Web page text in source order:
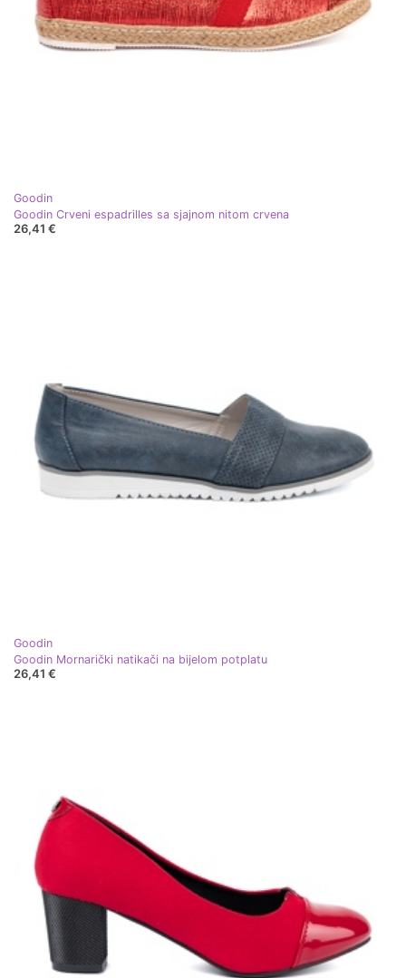
Goodin
Goodin Crveni espadrilles sa sjajnom nitom crvena
26,41 €
Goodin
Goodin Mornarički natikači na bijelom potplatu
26,41 €